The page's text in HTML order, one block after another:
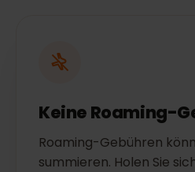
Keine Roaming-
Roaming-Gebühren
summieren. Holen Sie